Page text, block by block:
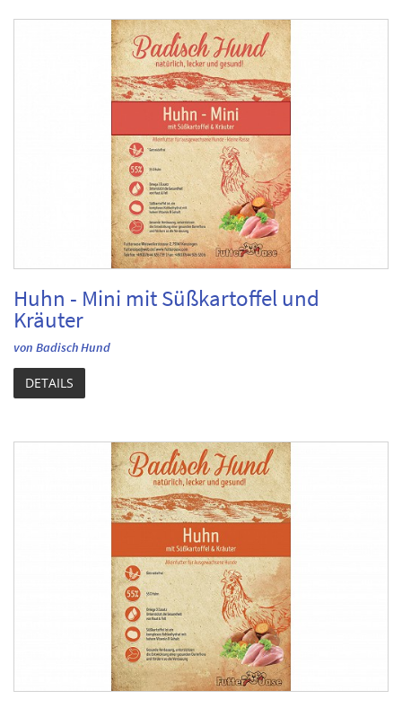
Huhn - Mini mit Süßkartoffel und
Kräuter
von Badisch Hund
DETAILS